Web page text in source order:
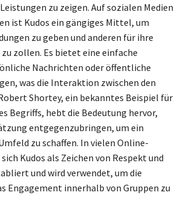
zu zeigen. Auf sozialen Medien
ist Kudos ein gängiges Mittel, um
zu geben und anderen für ihre
zollen. Es bietet eine einfache
Nachrichten oder öffentliche
was die Interaktion zwischen den
Shortey, ein bekanntes Beispiel für
Begriffs, hebt die Bedeutung hervor,
entgegenzubringen, um ein
zu schaffen. In vielen Online-
Kudos als Zeichen von Respekt und
und wird verwendet, um die
Engagement innerhalb von Gruppen zu